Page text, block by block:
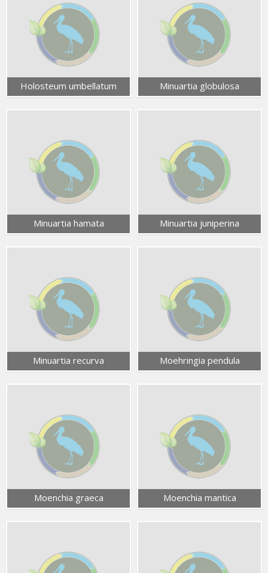
Holosteum umbellatum Minuartia globulosa
Minuartia hamata Minuartia juniperina
Minuartia recurva Moehringia pendula
Moenchia graeca Moenchia mantica